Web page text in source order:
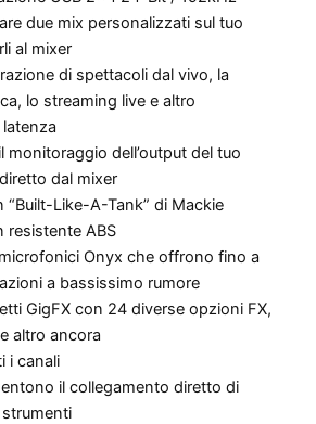
due mix personalizzati sul tuo
al mixer
di spettacoli dal vivo, la
lo streaming live e altro
monitoraggio dell’output del tuo
dal mixer
“Built-Like-A-Tank” di Mackie
resistente ABS
Onyx che offrono fino a
a bassissimo rumore
GigFX con 24 diverse opzioni FX,
altro ancora
i canali
il collegamento diretto di